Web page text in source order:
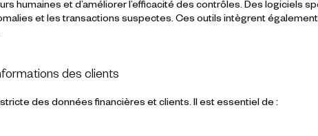
humaines et d’améliorer l’efficacité des contrôles. Des logiciels
et les transactions suspectes. Ces outils intègrent
des clients
des données financières et clients. Il est essentiel de :